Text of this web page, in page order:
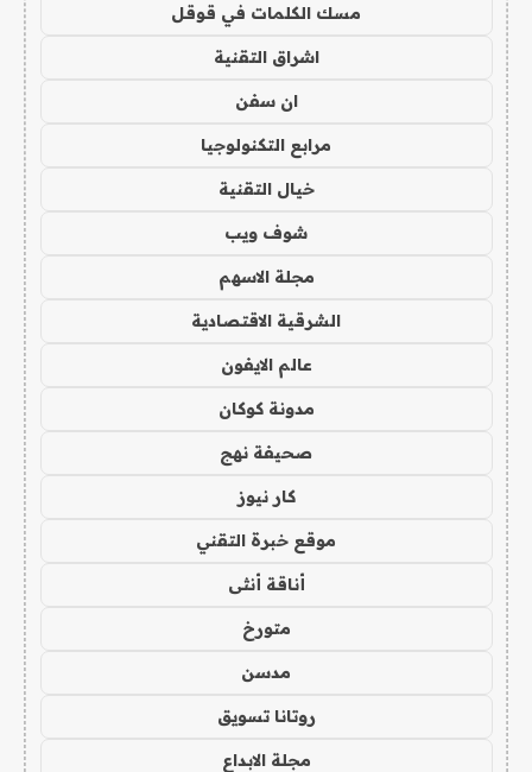
مسك الكلمات في قوقل
اشراق التقنية
ان سفن
مرابع التكنولوجيا
خيال التقنية
شوف ويب
مجلة الاسهم
الشرقية الاقتصادية
عالم الايفون
مدونة كوكان
صحيفة نهج
كار نيوز
موقع خبرة التقني
أناقة أنثى
متورخ
مدسن
روتانا تسويق
مجلة الابداع